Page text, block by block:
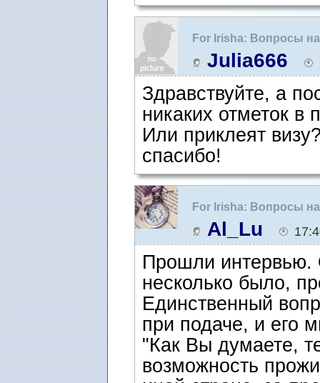
For Irisha: Вопросы
интервью
Julia666
Здравствуйте, а
никаких отметок в
Или приклеят
спасибо!
For Irisha: Вопросы
интервью
Al_Lu
Прошли интервью.
несколько было,
Единственный
при подаче, и его
"Как Вы думаете,
возможность